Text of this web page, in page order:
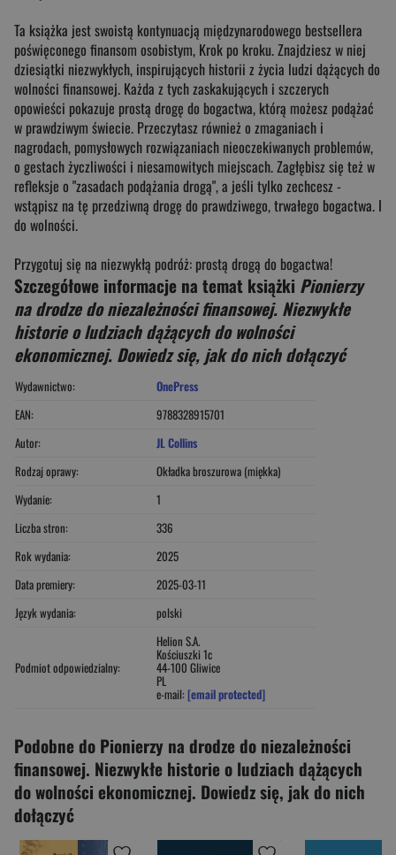
Ta książka jest swoistą kontynuacją międzynarodowego bestsellera
poświęconego finansom osobistym, Krok po kroku. Znajdziesz w niej
dziesiątki niezwykłych, inspirujących historii z życia ludzi dążących do
wolności finansowej. Każda z tych zaskakujących i szczerych
opowieści pokazuje prostą drogę do bogactwa, którą możesz podążać
w prawdziwym świecie. Przeczytasz również o zmaganiach i
nagrodach, pomysłowych rozwiązaniach nieoczekiwanych problemów,
o gestach życzliwości i niesamowitych miejscach. Zagłębisz się też w
refleksje o "zasadach podążania drogą", a jeśli tylko zechcesz -
wstąpisz na tę przedziwną drogę do prawdziwego, trwałego bogactwa. I
do wolności.
Przygotuj się na niezwykłą podróż: prostą drogą do bogactwa!
Szczegółowe informacje na temat książki Pionierzy
na drodze do niezależności finansowej. Niezwykłe
historie o ludziach dążących do wolności
ekonomicznej. Dowiedz się, jak do nich dołączyć
Wydawnictwo:
OnePress
EAN:
9788328915701
Autor:
JL Collins
Rodzaj oprawy:
Okładka broszurowa (miękka)
Wydanie:
1
Liczba stron:
336
Rok wydania:
2025
Data premiery:
2025-03-11
Język wydania:
polski
Podmiot odpowiedzialny:
Helion S.A.
Kościuszki 1c
44-100 Gliwice
PL
e-mail: [email protected]
Podobne do Pionierzy na drodze do niezależności
finansowej. Niezwykłe historie o ludziach dążących
do wolności ekonomicznej. Dowiedz się, jak do nich
dołączyć